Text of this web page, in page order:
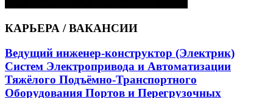
КАРЬЕРА / ВАКАНСИИ
Ведущий инженер-конструктор (Электрик)
Систем Электропривода и Автоматизации
Тяжёлого Подъёмно-Транспортного
Оборудования Портов и Перегрузочных